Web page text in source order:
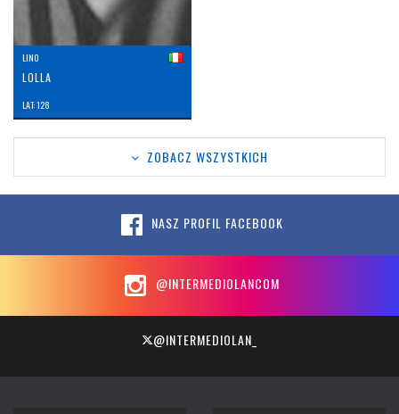
LINO
LOLLA
LAT: 128
ZOBACZ WSZYSTKICH
NASZ PROFIL FACEBOOK
@INTERMEDIOLANCOM
@INTERMEDIOLAN_